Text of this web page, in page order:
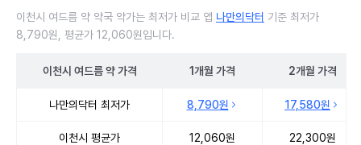
이천시 여드름 약 약국 약가는 최저가 비교 앱 나만의닥터 기준 최저가
8,790원, 평균가 12,060원입니다.
이천시 여드름 약가격 1개월 가격 2개월 가격
나만의닥터 최저가 8,790원 17,580원
이천시 평균가 12,060원 22,300원